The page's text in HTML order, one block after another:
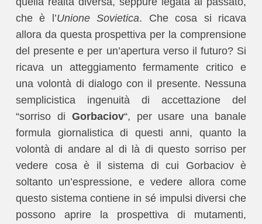
che è l’Unione Sovietica. Che cosa si ricava
allora da questa prospettiva per la comprensione
del presente e per un’apertura verso il futuro? Si
ricava un atteggiamento fermamente critico e
una volontà di dialogo con il presente. Nessuna
semplicistica ingenuità di accettazione del
“sorriso di Gorbaciov“, per usare una banale
formula giornalistica di questi anni, quanto la
volontà di andare al di là di questo sorriso per
vedere cosa è il sistema di cui Gorbaciov è
soltanto un’espressione, e vedere allora come
questo sistema contiene in sé impulsi diversi che
possono aprire la prospettiva di mutamenti,